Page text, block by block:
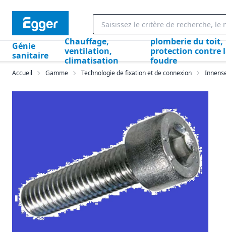
Génie
sanitaire
Chauffage,
ventilation,
climatisation
plomberie du toit,
protection contre
foudre
Accueil Gamme Technologie de fixation et de connexion